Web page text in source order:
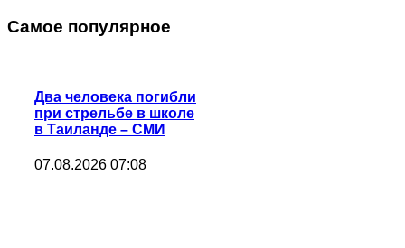
Самое популярное
Два человека погибли
при стрельбе в школе
в Таиланде – СМИ
07.08.2026 07:08